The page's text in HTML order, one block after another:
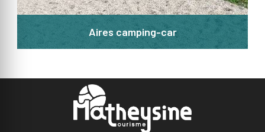
Aires camping-car